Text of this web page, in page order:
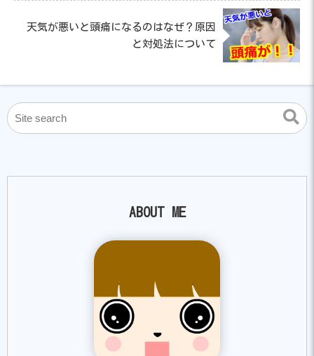
天気が悪いと頭痛になるのはなぜ？原因
と対処法について
ABOUT ME